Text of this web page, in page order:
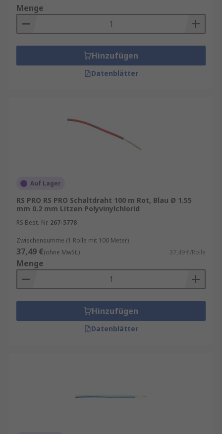
Menge
Hinzufügen
Datenblätter
Auf Lager
RS PRO RS PRO Schaltdraht 100 m Rot, Blau Ø 1.55
mm 0.2 mm Litzen Polyvinylchlorid
RS Best.-Nr. 267-5778
Zwischensumme (1 Rolle mit 100 Meter)
37,49 €(ohne MwSt.) 37,49 €/Rolle
Menge
Hinzufügen
Datenblätter